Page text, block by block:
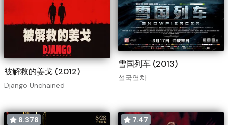
被解救的姜戈 (2012)
Django Unchained
雪国列车 (2013)
설국열차
8.378
7.47